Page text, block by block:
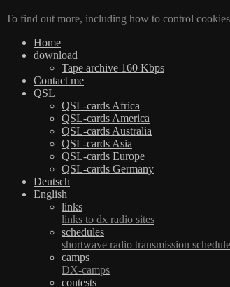
To find out more, including how to control
Home
download
Tape archive 160 Kbps
Contact me
QSL
QSL-cards Africa
QSL-cards America
QSL-cards Australia
QSL-cards Asia
QSL-cards Europe
QSL-cards Germany
Deutsch
English
links
links to dx radio sites
schedules
shortwave radio transmission
camps
DX-camps
contests